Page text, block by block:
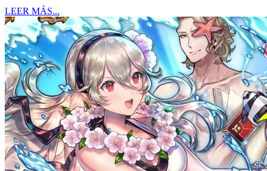
LEER MÁS...